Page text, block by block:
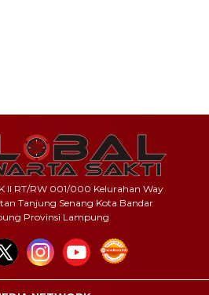
II RT/RW 001/000 Kelurahan Way
Tanjung Senang Kota Bandar
Provinsi Lampung